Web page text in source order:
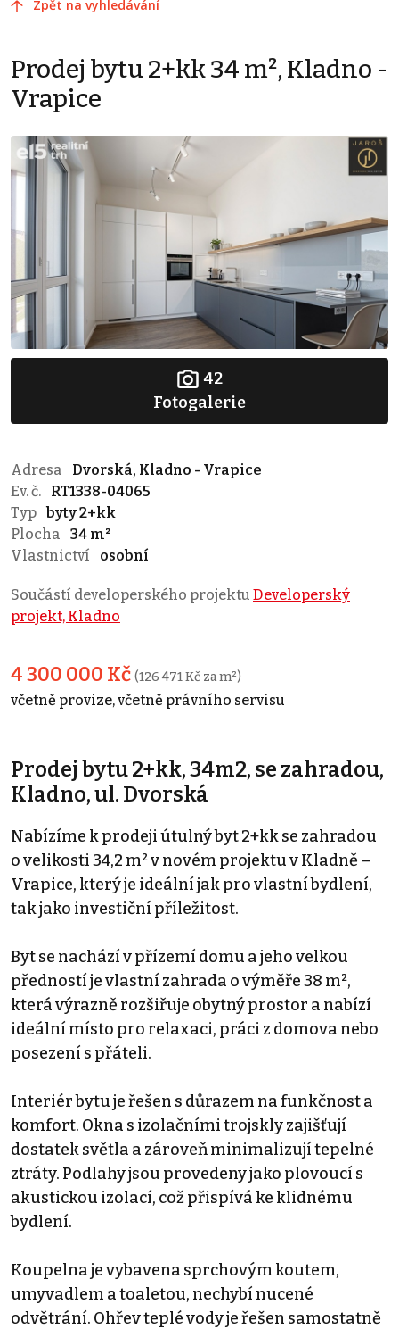
Zpět na vyhledávání
Prodej bytu 2+kk 34 m², Kladno -
Vrapice
42
Fotogalerie
Adresa
Dvorská, Kladno - Vrapice
Ev. č.
RT1338-04065
Typ byty 2+kk
Plocha
34 m²
Vlastnictví
osobní
Součástí developerského projektu Developerský
projekt, Kladno
4 300 000 Kč (126 471 Kč za m²)
včetně provize, včetně právního servisu
Prodej bytu 2+kk, 34m2, se zahradou,
Kladno, ul. Dvorská
Nabízíme k prodeji útulný byt 2+kk se zahradou
o velikosti 34,2 m² v novém projektu v Kladně –
Vrapice, který je ideální jak pro vlastní bydlení,
tak jako investiční příležitost.
Byt se nachází v přízemí domu a jeho velkou
předností je vlastní zahrada o výměře 38 m²,
která výrazně rozšiřuje obytný prostor a nabízí
ideální místo pro relaxaci, práci z domova nebo
posezení s přáteli.
Interiér bytu je řešen s důrazem na funkčnost a
komfort. Okna s izolačními trojskly zajišťují
dostatek světla a zároveň minimalizují tepelné
ztráty. Podlahy jsou provedeny jako plovoucí s
akustickou izolací, což přispívá ke klidnému
bydlení.
Koupelna je vybavena sprchovým koutem,
umyvadlem a toaletou, nechybí nucené
odvětrání. Ohřev teplé vody je řešen samostatně